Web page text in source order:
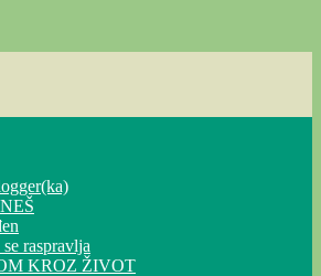
raspravlja
KROZ ŽIVOT